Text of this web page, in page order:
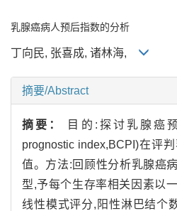
乳腺癌病人预后指数的分析
丁向民, 张喜成, 诸林海,
摘要/Abstract
摘要：
目的:探讨乳腺癌
prognostic index,BCPI)在评
值。方法:回顾性分析乳腺癌
型,予每个生存率相关因素以
线性模式评分,阳性淋巴结个